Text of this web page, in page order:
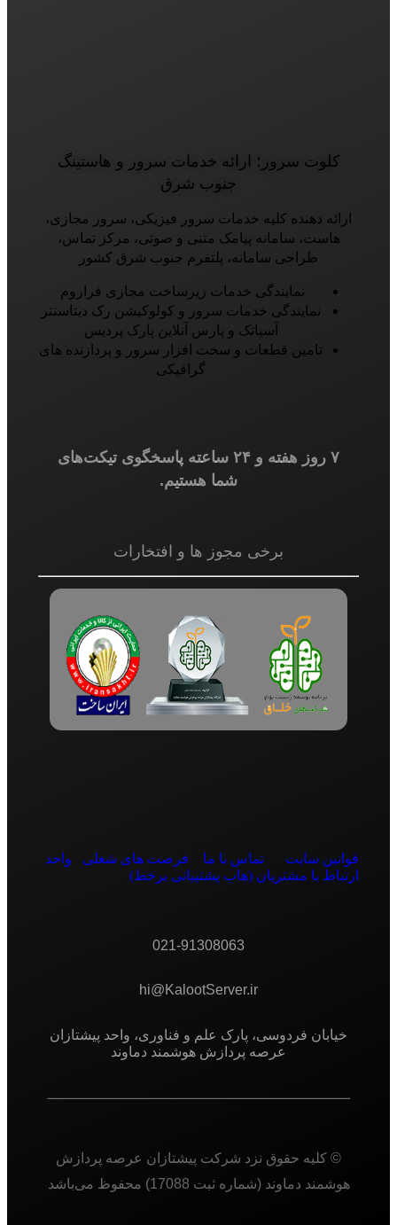
کلوت سرور؛ ارائه‌ خدمات سرور و هاستینگ
جنوب شرق
ارائه دهنده کلیه خدمات سرور فیزیکی، سرور مجازی،
هاست، سامانه پیامک متنی و صوتی، مرکز تماس،
طراحی سامانه، پلتفرم جنوب شرق کشور
نمایندگی خدمات زیرساخت مجازی فراروم
نمایندگی خدمات سرور و کولوکیشن رک دیتاسنتر
آسیاتک و پارس آنلاین پارک پردیس
تامین قطعات و سخت افزار سرور و پردازنده های
گرافیکی
۷ روز هفته و ۲۴ ساعته پاسخگوی تیکت‌های
شما هستیم.
برخی مجوز ها و افتخارات
قوانین سایت تماس با ما فرصت های شغلی
واحد
ارتباط با مشتریان (هاب پشتیبانی برخط)
021-91308063
hi@KalootServer.ir
خیابان فردوسی، پارک علم و فناوری، واحد پیشتازان
عرصه پردازش هوشمند دماوند
© کلیه حقوق نزد شرکت پیشتازان عرصه پردازش
هوشمند دماوند (شماره ثبت 17088) محفوظ می‌باشد